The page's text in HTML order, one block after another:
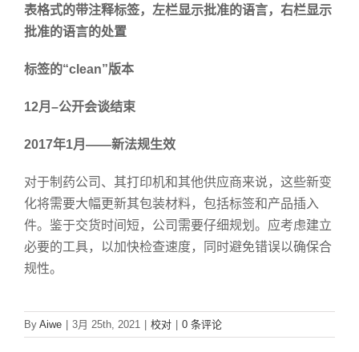
表格式的带注释标签，左栏显示批准的语言，右栏显示
批准的语言的处置
标签的“clean”版本
12月 –公开会谈结束
2017年1月 ——新法规生效
对于制药公司、其打印机和其他供应商来说，这些新变
化将需要大幅更新其包装材料，包括标签和产品插入
件。鉴于交货时间短，公司需要仔细规划。应考虑建立
必要的工具，以加快检查速度，同时避免错误以确保合
规性。
By Aiwe 3月 25th, 2021 校对 0 条评论